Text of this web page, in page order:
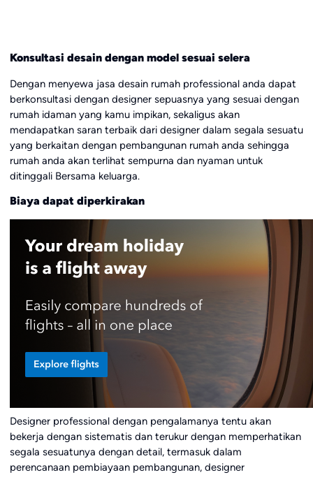
Konsultasi desain dengan model sesuai selera
Dengan menyewa jasa desain rumah professional anda dapat
berkonsultasi dengan designer sepuasnya yang sesuai dengan
rumah idaman yang kamu impikan, sekaligus akan
mendapatkan saran terbaik dari designer dalam segala sesuatu
yang berkaitan dengan pembangunan rumah anda sehingga
rumah anda akan terlihat sempurna dan nyaman untuk
ditinggali Bersama keluarga.
Biaya dapat diperkirakan
Designer professional dengan pengalamanya tentu akan
bekerja dengan sistematis dan terukur dengan memperhatikan
segala sesuatunya dengan detail, termasuk dalam
perencanaan pembiayaan pembangunan, designer